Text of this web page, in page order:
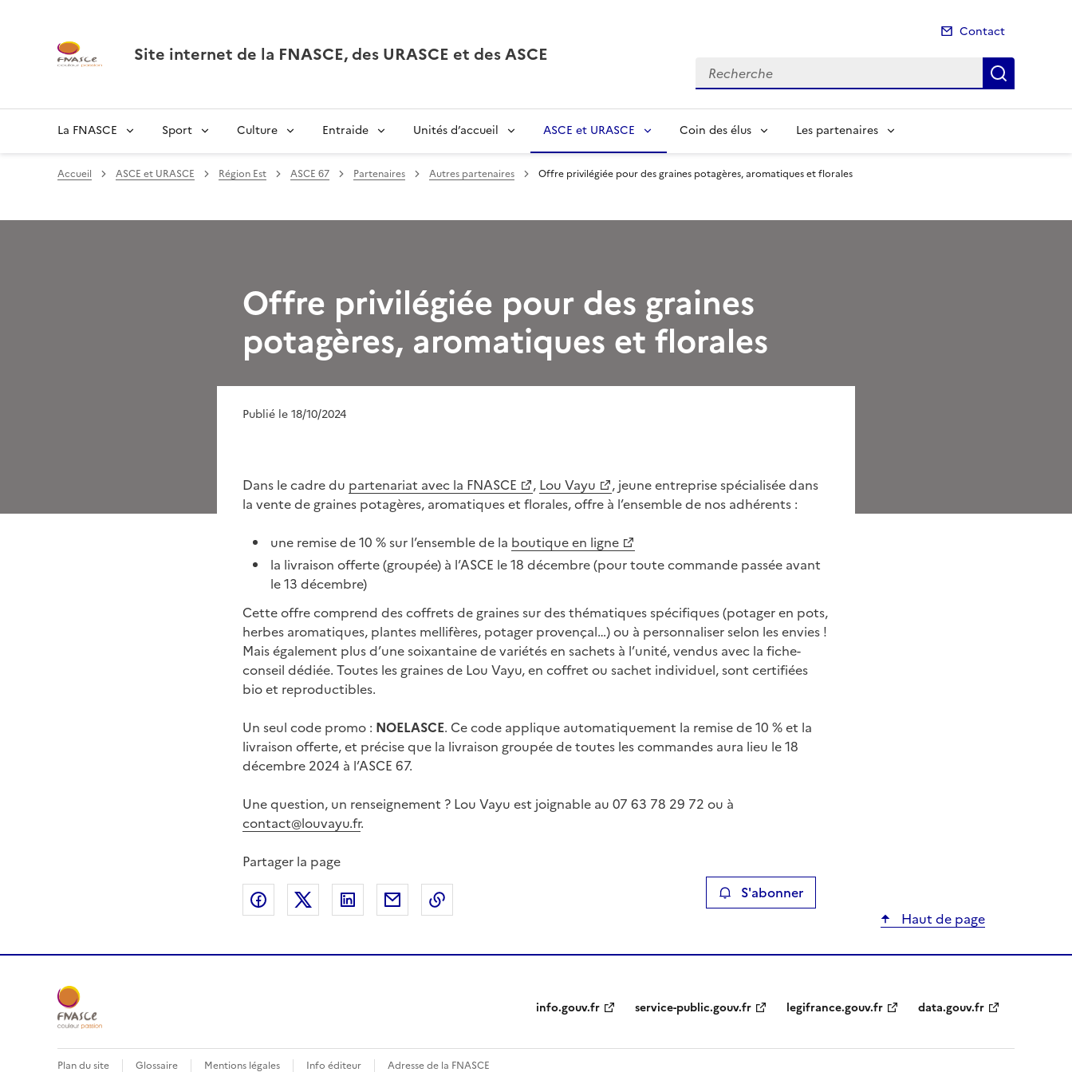
Site internet de la FNASCE, des URASCE et des ASCE
Contact
Recherche
La FNASCE Sport Culture Entraide Unités d’accueil ASCE et URASCE Coin des élus Les partenaires
Accueil ASCE et URASCE Région Est ASCE 67 Partenaires Autres partenaires Offre privilégiée pour des graines potagères, aromatiques et florales
Offre privilégiée pour des graines
potagères, aromatiques et florales
Publié le 18/10/2024
Dans le cadre du partenariat avec la FNASCE , Lou Vayu
, jeune entreprise spécialisée dans
la vente de graines potagères, aromatiques et florales, offre à l’ensemble de nos adhérents :
une remise de 10 % sur l’ensemble de la boutique en ligne
la livraison offerte (groupée) à l’ASCE le 18 décembre (pour toute commande passée avant
le 13 décembre)
Cette offre comprend des coffrets de graines sur des thématiques spécifiques (potager en pots,
herbes aromatiques, plantes mellifères, potager provençal…) ou à personnaliser selon les envies !
Mais également plus d’une soixantaine de variétés en sachets à l’unité, vendus avec la fiche-
conseil dédiée. Toutes les graines de Lou Vayu, en coffret ou sachet individuel, sont certifiées
bio et reproductibles.
Un seul code promo : NOELASCE. Ce code applique automatiquement la remise de 10 % et la
livraison offerte, et précise que la livraison groupée de toutes les commandes aura lieu le 18
décembre 2024 à l’ASCE 67.
Une question, un renseignement ? Lou Vayu est joignable au 07 63 78 29 72 ou à
contact@louvayu.fr.
Partager la page
Partager sur Facebook
Partager sur XPartager sur LinkedIn
Partager par emailCopier le lien de la page dans le presse-papier S'abonner
Haut de page
info.gouv.fr service-public.gouv.fr legifrance.gouv.fr data.gouv.fr
Plan du site Glossaire Mentions légales Info éditeur Adresse de la FNASCE